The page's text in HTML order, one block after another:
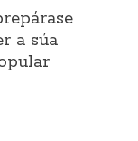
a súa